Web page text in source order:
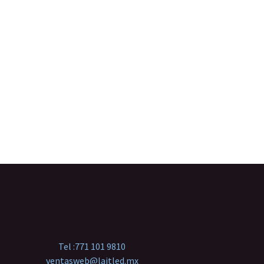
Tel :771 101 9810
ventasweb@laitled.mx